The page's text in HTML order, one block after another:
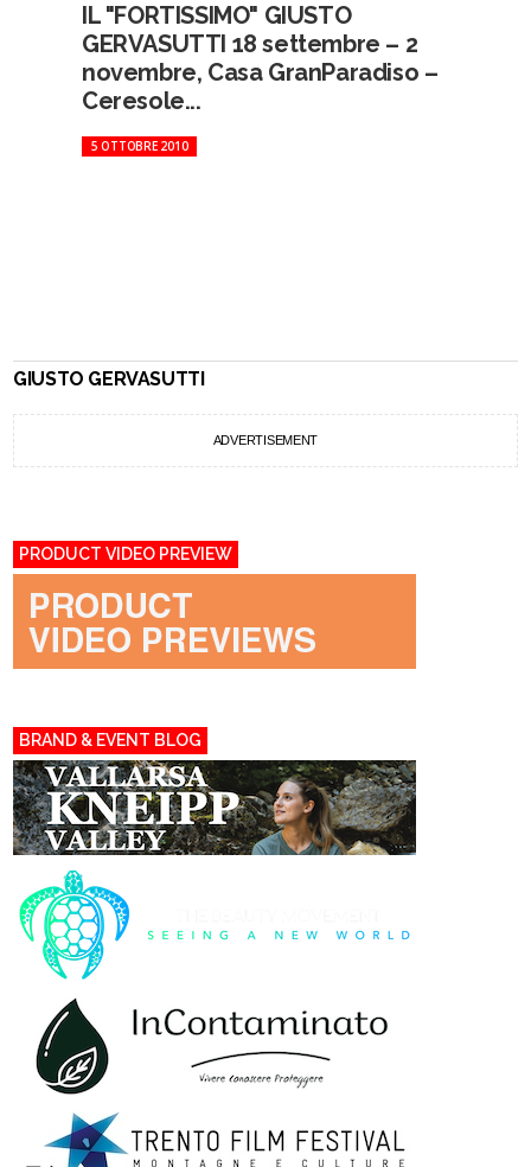
IL "FORTISSIMO" GIUSTO
GERVASUTTI 18 settembre – 2
novembre, Casa GranParadiso –
Ceresole...
5 OTTOBRE 2010
GIUSTO GERVASUTTI
ADVERTISEMENT
PRODUCT VIDEO PREVIEW
BRAND & EVENT BLOG